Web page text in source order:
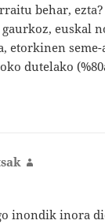
behar, ezta?
euskal
etorkinen
dutelako
inondik inora